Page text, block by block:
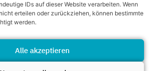
IDs auf dieser Website verarbeiten. Wenn
erteilen oder zurückziehen, können bestimmte
werden.
Alle akzeptieren